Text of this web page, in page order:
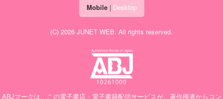
Mobile| Desktop
(C) 2026 JUNET WEB. All rights reserved.
ABJマークは、この電子書店・電子書籍配信サービスが、著作権者からコン